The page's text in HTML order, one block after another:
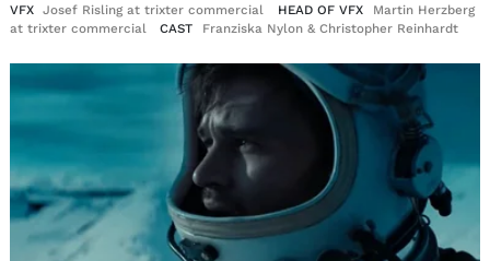
VFX
Josef Risling at trixter commercial HEAD OF VFX
Martin Herzberg
at trixter commercial
CAST Franziska Nylon & Christopher Reinhardt